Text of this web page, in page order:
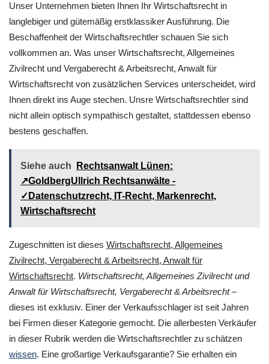
Unser Unternehmen bieten Ihnen Ihr Wirtschaftsrecht in
langlebiger und gütemäßig erstklassiker Ausführung. Die
Beschaffenheit der Wirtschaftsrechtler schauen Sie sich
vollkommen an. Was unser Wirtschaftsrecht, Allgemeines
Zivilrecht und Vergaberecht & Arbeitsrecht, Anwalt für
Wirtschaftsrecht von zusätzlichen Services unterscheidet, wird
Ihnen direkt ins Auge stechen. Unsre Wirtschaftsrechtler sind
nicht allein optisch sympathisch gestaltet, stattdessen ebenso
bestens geschaffen.
Siehe auch
Rechtsanwalt Lünen:
↗️GoldbergUllrich Rechtsanwälte -
✓Datenschutzrecht, IT-Recht, Markenrecht,
Wirtschaftsrecht
Zugeschnitten ist dieses Wirtschaftsrecht, Allgemeines
Zivilrecht, Vergaberecht & Arbeitsrecht, Anwalt für
Wirtschaftsrecht. Wirtschaftsrecht, Allgemeines Zivilrecht und
Anwalt für Wirtschaftsrecht, Vergaberecht & Arbeitsrecht–
dieses ist exklusiv. Einer der Verkaufsschlager ist seit Jahren
bei Firmen dieser Kategorie gemocht. Die allerbesten Verkäufer
in dieser Rubrik werden die Wirtschaftsrechtler zu schätzen
wissen. Eine großartige Verkaufsgarantie? Sie erhalten ein